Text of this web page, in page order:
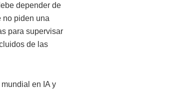
depender de
no piden una
para supervisar
de las
en IA y